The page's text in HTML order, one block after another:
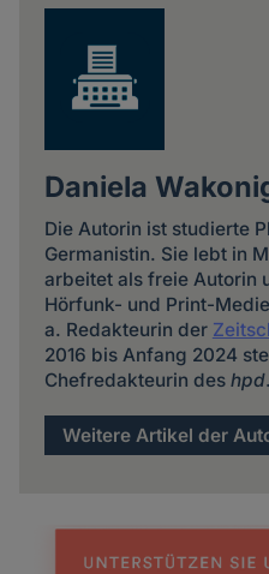
Daniela
Die Autorin ist studierte
Germanistin. Sie lebt in
arbeitet als freie Autorin
Hörfunk- und Print-
a. Redakteurin der
2016 bis Anfang 2024
Chefredakteurin des hpd.
Weitere Artikel der